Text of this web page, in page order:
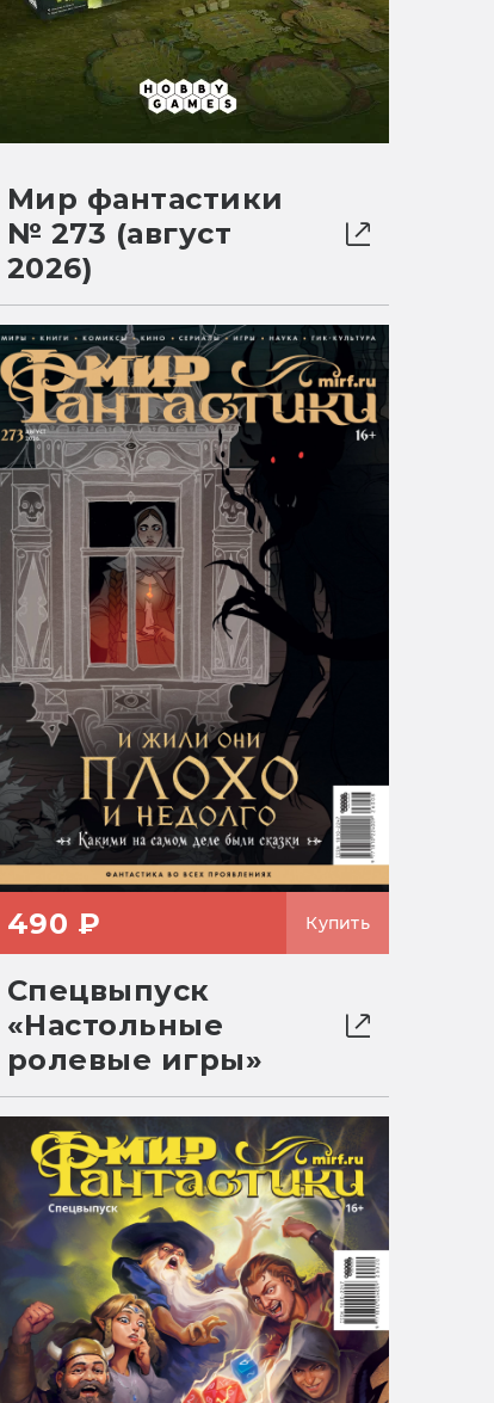
Мир фантастики
№ 273 (август
2026)
490 ₽ Купить
Спецвыпуск
«Настольные
ролевые игры»